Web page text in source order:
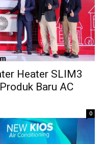
Heater SLIM3
Baru AC
0